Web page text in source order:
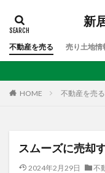
新
不動産を売る 売り土地情
HOME 不動産を売る
スムーズに売却
2024年2月29日 不